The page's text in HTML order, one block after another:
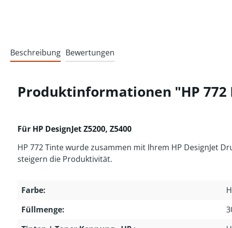
Beschreibung Bewertungen
Produktinformationen "HP 772
Für HP DesignJet Z5200, Z5400
HP 772 Tinte wurde zusammen mit Ihrem HP DesignJet
steigern die Produktivität.
Farbe:
Füllmenge: